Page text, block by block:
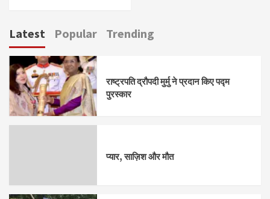
Latest Popular Trending
राष्ट्रपति द्रौपदी मुर्मु ने प्रदान किए पद्म
पुरस्कार
प्यार, साज़िश और मौत